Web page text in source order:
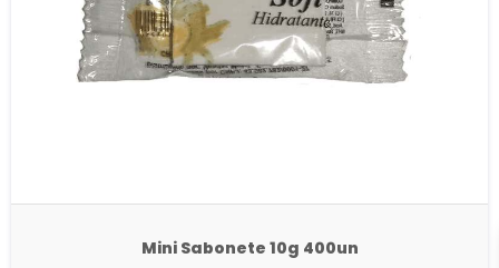
Mini Sabonete 10g 400un